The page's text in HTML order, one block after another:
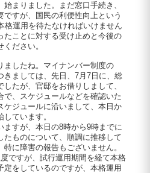
始まりました。まだ窓口手続き、
ですが、国民の利便性向上という
格運用を待たなければいけません
たことに対する受け止めと今後の
ださい。
したね。マイナンバー制度の
きましては、先日、7月7日に、総
たが、官邸をお借りしまして、
で、スケジュールなどを確認いた
ケジュールに沿いまして、本日か
ています。
すが、本日の8時から9時までに
たものについて、順調に推移して
特に障害の報告もございません。
ですが、試行運用期間を経て本格
定をしているのですが、本格運用